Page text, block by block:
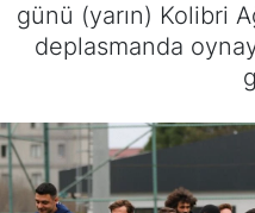
günü (yarın) Kolibri
deplasmanda
Voleybol
Tüm Manşetler
Son Dakika
Haber Arşivi